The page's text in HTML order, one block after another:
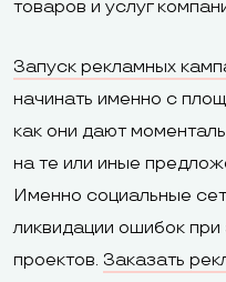
товаров и услуг
Запуск рекламных
начинать именно с
как они дают
на те или иные
Именно социальные
ликвидации ошибок
проектов. Заказать